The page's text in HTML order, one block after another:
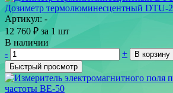
Дозиметр термолюминесцентный DTU-2
Артикул: -
12 760 ₽ за 1 шт
В наличии
-
+
В корзину
Быстрый просмотр